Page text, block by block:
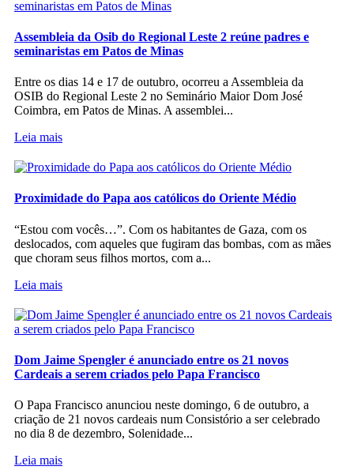
Assembleia da Osib do Regional Leste 2 reúne padres e
seminaristas em Patos de Minas
Entre os dias 14 e 17 de outubro, ocorreu a Assembleia da
OSIB do Regional Leste 2 no Seminário Maior Dom José
Coimbra, em Patos de Minas. A assemblei...
Leia mais
Proximidade do Papa aos católicos do Oriente Médio
“Estou com vocês…”. Com os habitantes de Gaza, com os
deslocados, com aqueles que fugiram das bombas, com as mães
que choram seus filhos mortos, com a...
Leia mais
Dom Jaime Spengler é anunciado entre os 21 novos
Cardeais a serem criados pelo Papa Francisco
O Papa Francisco anunciou neste domingo, 6 de outubro, a
criação de 21 novos cardeais num Consistório a ser celebrado
no dia 8 de dezembro, Solenidade...
Leia mais